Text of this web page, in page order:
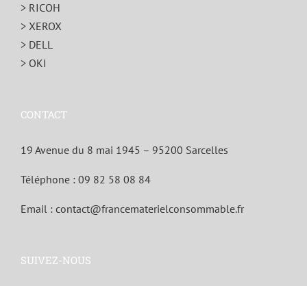
> RICOH
> XEROX
> DELL
> OKI
CONTACT
19 Avenue du 8 mai 1945 – 95200 Sarcelles
Téléphone : 09 82 58 08 84
Email : contact@francematerielconsommable.fr
SUIVEZ-NOUS